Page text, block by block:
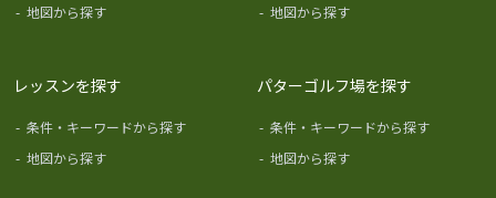
- 地図から探す
- 地図から探す
レッスンを探す
- 条件・キーワードから探す
- 地図から探す
パターゴルフ場を探す
- 条件・キーワードから探す
- 地図から探す